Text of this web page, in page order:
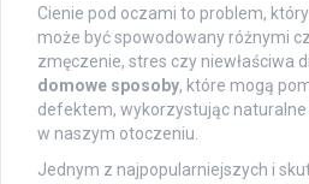
Cienie pod oczami to problem,
może być spowodowany różnymi
zmęczenie, stres czy niewłaściwa
domowe sposoby, które mogą
defektem, wykorzystując naturalne
w naszym otoczeniu.
Jednym z najpopularniejszych i